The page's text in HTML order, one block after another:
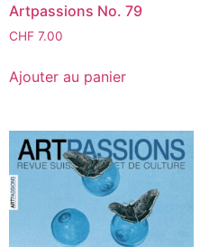
Artpassions No. 79
CHF 7.00
Ajouter au panier